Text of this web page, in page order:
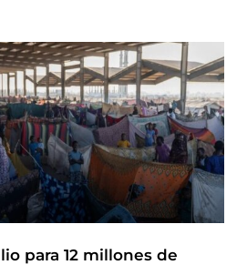
para 12 millones de